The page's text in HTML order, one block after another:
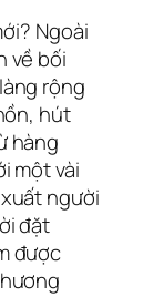
Ngoài
về bối
rộng
hút
hàng
một vài
người
đặt
được